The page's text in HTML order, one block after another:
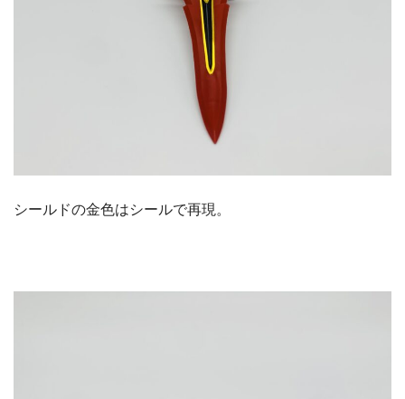
シールドの金色はシールで再現。